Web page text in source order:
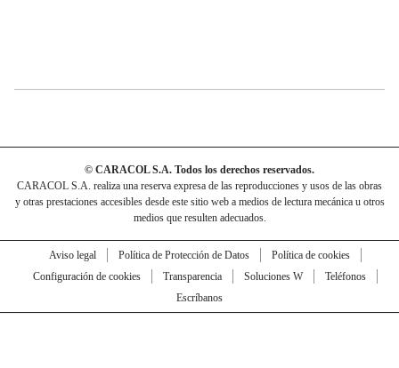
© CARACOL S.A. Todos los derechos reservados.
CARACOL S.A. realiza una reserva expresa de las reproducciones y usos de las obras
y otras prestaciones accesibles desde este sitio web a medios de lectura mecánica u otros
medios que resulten adecuados.
Aviso legal Política de Protección de Datos
Política de cookies
Configuración de cookies
Transparencia Soluciones W
Teléfonos
Escríbanos